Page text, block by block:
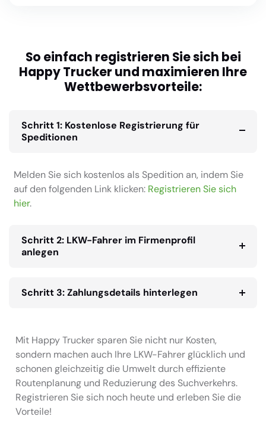
So einfach registrieren Sie sich bei
Happy Trucker und maximieren Ihre
Wettbewerbsvorteile:
Schritt 1: Kostenlose Registrierung für
Speditionen
Melden Sie sich kostenlos als Spedition an, indem Sie
auf den folgenden Link klicken: Registrieren Sie sich
hier.
Schritt 2: LKW-Fahrer im Firmenprofil
anlegen
Schritt 3: Zahlungsdetails hinterlegen
Mit Happy Trucker sparen Sie nicht nur Kosten,
sondern machen auch Ihre LKW-Fahrer glücklich und
schonen gleichzeitig die Umwelt durch effiziente
Routenplanung und Reduzierung des Suchverkehrs.
Registrieren Sie sich noch heute und erleben Sie die
Vorteile!